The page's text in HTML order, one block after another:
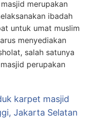
merupakan
ibadah
untuk umat muslim
menyediakan
salah satunya
perupakan
karpet masjid
Jakarta Selatan